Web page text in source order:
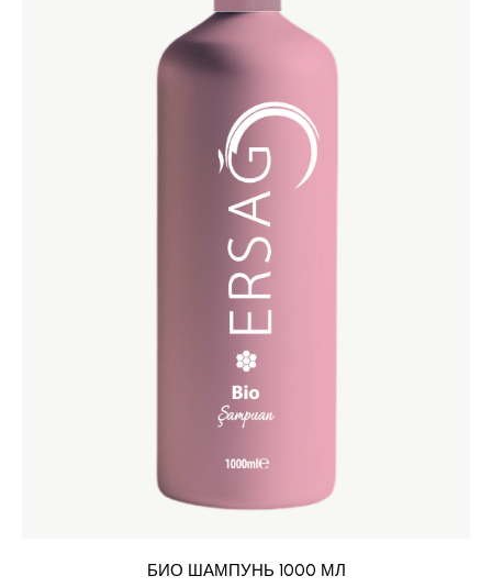
БИО ШАМПУНЬ 1000 МЛ